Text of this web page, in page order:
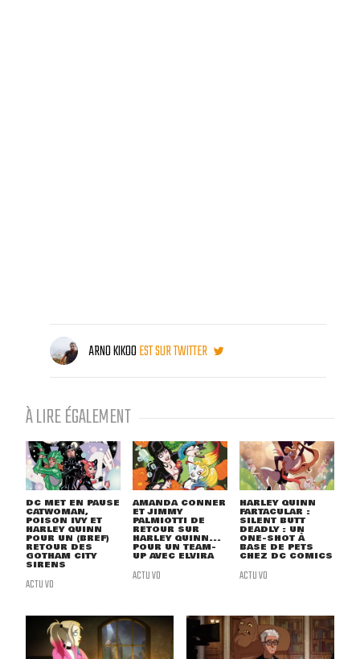
ARNO KIKOOEST SUR TWITTER
À LIRE ÉGALEMENT
DC MET EN PAUSE
CATWOMAN,
POISON IVY ET
HARLEY QUINN
POUR UN (BREF)
RETOUR DES
GOTHAM CITY
SIRENS
ACTU VO
AMANDA CONNER
ET JIMMY
PALMIOTTI DE
RETOUR SUR
HARLEY QUINN...
POUR UN TEAM-
UP AVEC ELVIRA
ACTU VO
HARLEY QUINN
FARTACULAR :
SILENT BUTT
DEADLY : UN
ONE-SHOT À
BASE DE PETS
CHEZ DC COMICS
ACTU VO